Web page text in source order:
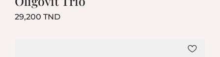
29,200 TNDPrix